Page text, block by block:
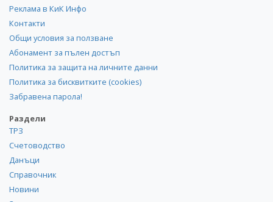
Реклама в КиК Инфо
Контакти
Общи условия за ползване
Абонамент за пълен достъп
Политика за защита на личните данни
Политика за бисквитките (cookies)
Забравена парола!
Раздели
ТРЗ
Счетоводство
Данъци
Справочник
Новини